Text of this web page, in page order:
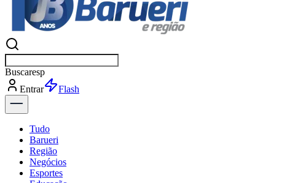
Buscaresportes
Entrar
Flash
Tudo
Barueri
Região
Negócios
Esportes